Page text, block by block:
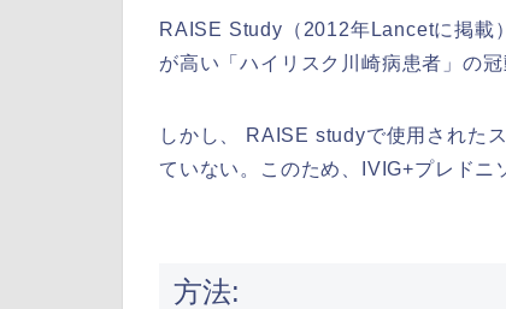
RAISE Study（2012年Lancetに掲載
が高い「ハイリスク川崎病患者」の
しかし、 RAISE studyで使用された
ていない。このため、IVIG+プレドニ
方法: